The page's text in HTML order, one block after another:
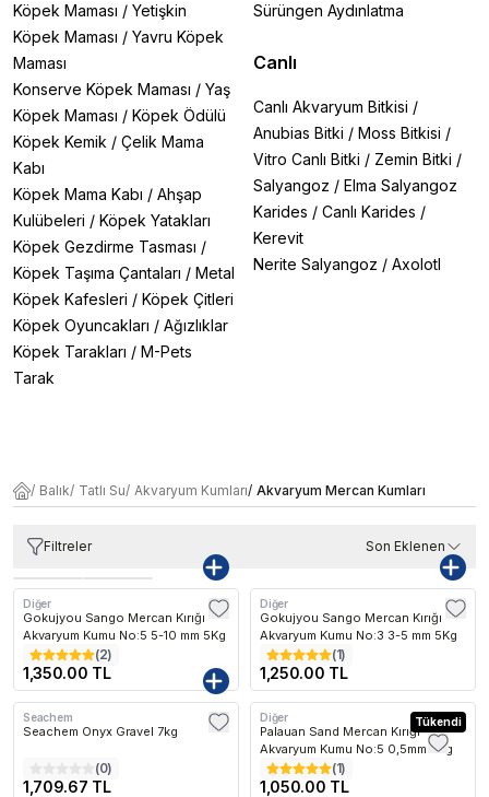
Köpek Maması / Yetişkin
Köpek Maması / Yavru Köpek
Maması
Konserve Köpek Maması / Yaş
Köpek Maması / Köpek Ödülü
Köpek Kemik / Çelik Mama
Kabı
Köpek Mama Kabı / Ahşap
Kulübeleri / Köpek Yatakları
Köpek Gezdirme Tasması /
Köpek Taşıma Çantaları / Metal
Köpek Kafesleri / Köpek Çitleri
Köpek Oyuncakları / Ağızlıklar
Köpek Tarakları / M-Pets
Tarak
Sürüngen Aydınlatma
Canlı
Canlı Akvaryum Bitkisi /
Anubias Bitki / Moss Bitkisi /
Vitro Canlı Bitki / Zemin Bitki /
Salyangoz / Elma Salyangoz
Karides / Canlı Karides /
Kerevit
Nerite Salyangoz / Axolotl
/ Balık/ Tatlı Su/ Akvaryum Kumları/ Akvaryum Mercan Kumları
Filtreler Son Eklenen
Diğer
Gokujyou Sango Mercan Kırığı
Akvaryum Kumu No:5 5-10 mm 5Kg
(2)
1,350.00 TL
Diğer
Gokujyou Sango Mercan Kırığı
Akvaryum Kumu No:3 3-5 mm 5Kg
(1)
1,250.00 TL
Kargo Bedava
Seachem
Seachem Onyx Gravel 7kg
(0)
1,709.67 TL
Tükendi
Diğer
Palauan Sand Mercan Kırığı
Akvaryum Kumu No:5 0,5mm 5Kg
(1)
1,050.00 TL